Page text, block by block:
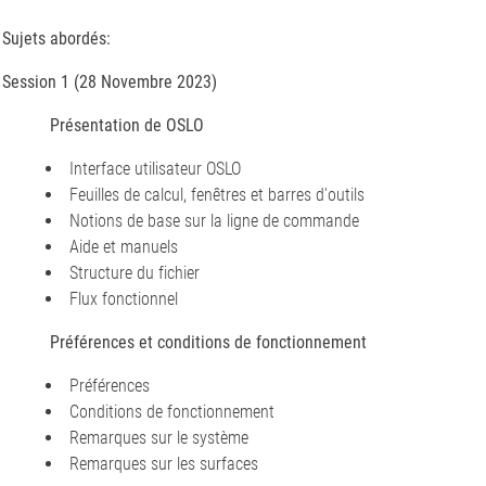
Sujets abordés:
Session 1 (28 Novembre 2023)
Présentation de OSLO
Interface utilisateur OSLO
Feuilles de calcul, fenêtres et barres d'outils
Notions de base sur la ligne de commande
Aide et manuels
Structure du fichier
Flux fonctionnel
Préférences et conditions de fonctionnement
Préférences
Conditions de fonctionnement
Remarques sur le système
Remarques sur les surfaces